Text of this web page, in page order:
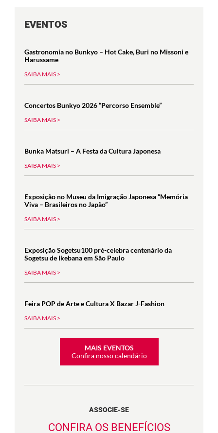
EVENTOS
Gastronomia no Bunkyo – Hot Cake, Buri no Missoni e
Harussame
SAIBA MAIS >
Concertos Bunkyo 2026 “Percorso Ensemble”
SAIBA MAIS >
Bunka Matsuri – A Festa da Cultura Japonesa
SAIBA MAIS >
Exposição no Museu da Imigração Japonesa “Memória
Viva – Brasileiros no Japão”
SAIBA MAIS >
Exposição Sogetsu100 pré-celebra centenário da
Sogetsu de Ikebana em São Paulo
SAIBA MAIS >
Feira POP de Arte e Cultura X Bazar J-Fashion
SAIBA MAIS >
MAIS EVENTOS
Confira nosso calendário
ASSOCIE-SE
CONFIRA OS BENEFÍCIOS